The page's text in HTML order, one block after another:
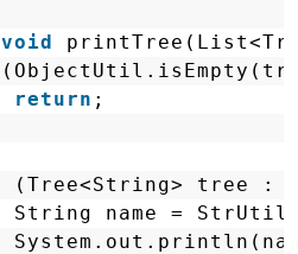
void
return ;
(Tree<String> tree :
String name =